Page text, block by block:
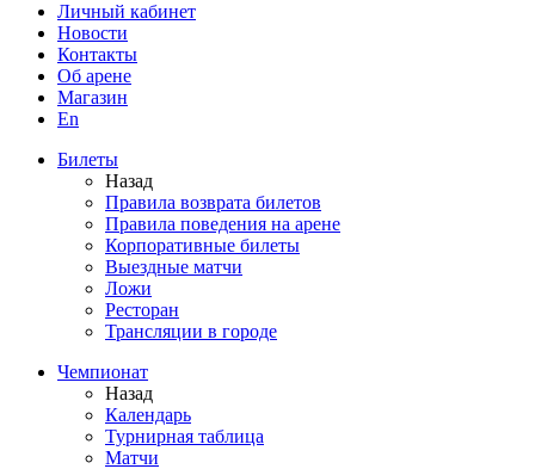
Личный кабинет
Новости
Контакты
Об арене
Магазин
En
Билеты
Назад
Правила возврата билетов
Правила поведения на арене
Корпоративные билеты
Выездные матчи
Ложи
Ресторан
Трансляции в городе
Чемпионат
Назад
Календарь
Турнирная таблица
Матчи